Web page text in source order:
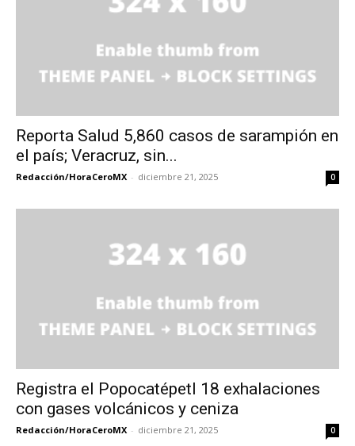
Reporta Salud 5,860 casos de sarampión en
el país; Veracruz, sin...
Redacción/HoraCeroMX - diciembre 21, 2025 0
Registra el Popocatépetl 18 exhalaciones
con gases volcánicos y ceniza
Redacción/HoraCeroMX - diciembre 21, 2025 0